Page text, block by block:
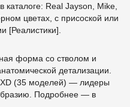
каталоге: Real Jayson, Mike,
цветах, с присоской или
[Реалистики].
форма со стволом и
детализации.
(35 моделей) — лидеры
Подробнее — в